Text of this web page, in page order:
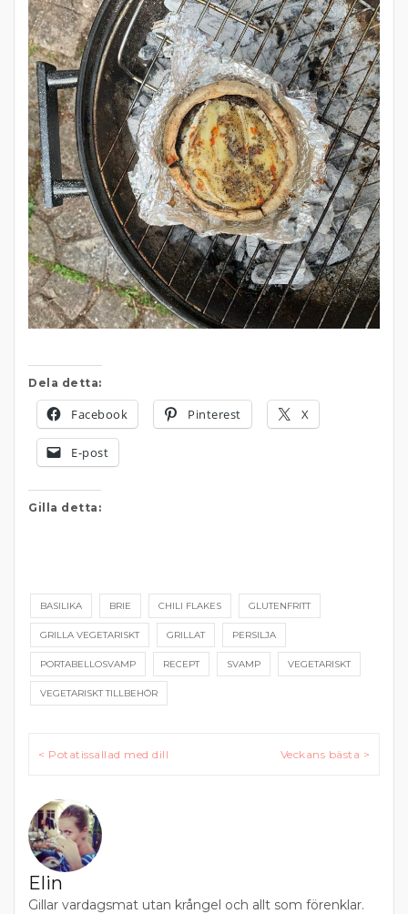
Dela detta:
Facebook Pinterest X
E-post
Gilla detta:
BASILIKA BRIE CHILI FLAKES GLUTENFRITT
GRILLA VEGETARISKT GRILLAT PERSILJA
PORTABELLOSVAMP RECEPT SVAMP VEGETARISKT
VEGETARISKT TILLBEHÖR
Inläggsnavigering
< Potatissallad med dill Veckans bästa >
Elin
Gillar vardagsmat utan krångel och allt som förenklar.